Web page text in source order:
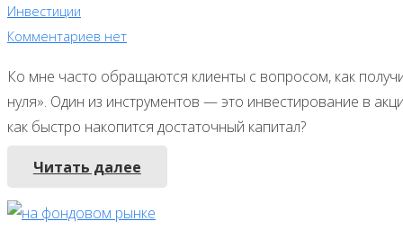
Инвестиции
Комментариев нет
Ко мне часто обращаются клиенты с вопросом, как
нуля». Один из инструментов — это инвестирование в
как быстро накопится достаточный капитал?
Читать далее